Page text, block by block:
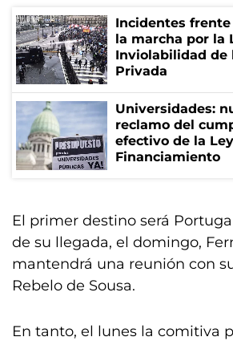
Incidentes frente
la marcha por la
Inviolabilidad de
Privada
Universidades:
reclamo del
efectivo de la
Financiamiento
El primer destino será
de su llegada, el domingo,
mantendrá una reunión con
Rebelo de Sousa.
En tanto, el lunes la comitiva